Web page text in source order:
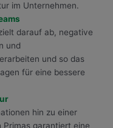
im Unternehmen.
darauf ab, negative
und
und so das
für eine bessere
hin zu einer
garantiert eine